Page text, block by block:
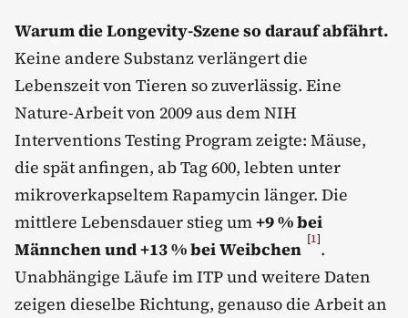
Warum die Longevity-Szene so darauf abfährt.
Keine andere Substanz verlängert die
Lebenszeit von Tieren so zuverlässig. Eine
Nature-Arbeit von 2009 aus dem NIH
Interventions Testing Program zeigte: Mäuse,
die spät anfingen, ab Tag 600, lebten unter
mikroverkapseltem Rapamycin länger. Die
mittlere Lebensdauer stieg um+9 % bei
Männchen und +13 % bei Weibchen [1].
Unabhängige Läufe im ITP und weitere Daten
zeigen dieselbe Richtung, genauso die Arbeit an